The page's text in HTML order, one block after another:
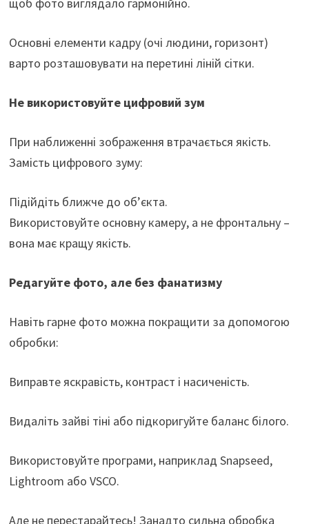
щоб фото виглядало гармонійно.
Основні елементи кадру (очі людини, горизонт)
варто розташовувати на перетині ліній сітки.
Не використовуйте цифровий зум
При наближенні зображення втрачається якість.
Замість цифрового зуму:
Підійдіть ближче до об’єкта.
Використовуйте основну камеру, а не фронтальну –
вона має кращу якість.
Редагуйте фото, але без фанатизму
Навіть гарне фото можна покращити за допомогою
обробки:
Виправте яскравість, контраст і насиченість.
Видаліть зайві тіні або підкоригуйте баланс білого.
Використовуйте програми, наприклад Snapseed,
Lightroom або VSCO.
Але не перестарайтесь! Занадто сильна обробка